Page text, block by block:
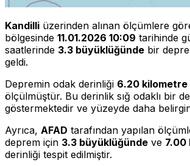
Kandilli üzerinden alınan ölçümlere
bölgesinde 11.01.2026 10:09 tarihinde
saatlerinde 3.3 büyüklüğünde bir
geldi.
Depremin odak derinliği 6.20 kilometre
ölçülmüştür. Bu derinlik sığ odaklı bir
göstermektedir ve yüzeyde daha
Ayrıca, AFAD tarafından yapılan
deprem için 3.3 büyüklüğünde ve 7.00
derinliği tespit edilmiştir.